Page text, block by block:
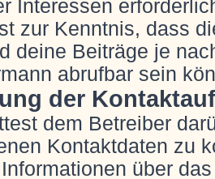
Interessen
zur Kenntnis, dass
deine Beiträge je
abrufbar sein
der
dem Betreiber
Kontaktdaten zu
über